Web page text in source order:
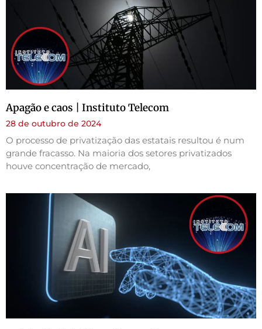
Apagão e caos | Instituto Telecom
28 de outubro de 2024
O processo de privatização das estatais resultou é num
grande fracasso. Na maioria dos setores privatizados
houve concentração de mercado,